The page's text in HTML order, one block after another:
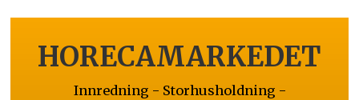
HORECAMARKEDET
Innredning - Storhusholdning -